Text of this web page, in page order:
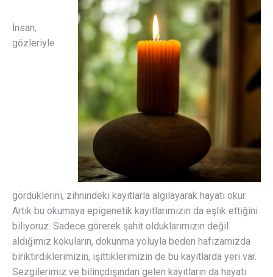
İnsan,
gözleriyle
gördüklerini, zihnindeki kayıtlarla algılayarak hayatı okur.
Artık bu okumaya epigenetik kayıtlarımızın da eşlik ettiğini
biliyoruz. Sadece görerek şahit olduklarımızın değil
aldığımız kokuların, dokunma yoluyla beden hafızamızda
biriktirdiklerimizin, işittiklerimizin de bu kayıtlarda yeri var.
Sezgilerimiz ve bilinçdışından gelen kayıtların da hayatı